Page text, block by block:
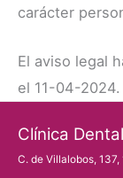
carácter
El aviso legal
el 11-04-2024.
Clínica
C. de Villalobos,